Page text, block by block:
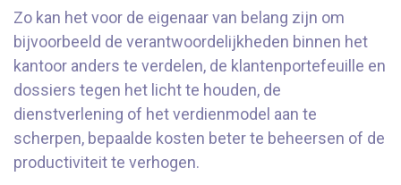
Zo kan het voor de eigenaar van belang zijn om
bijvoorbeeld de verantwoordelijkheden binnen het
kantoor anders te verdelen, de klantenportefeuille en
dossiers tegen het licht te houden, de
dienstverlening of het verdienmodel aan te
scherpen, bepaalde kosten beter te beheersen of de
productiviteit te verhogen.